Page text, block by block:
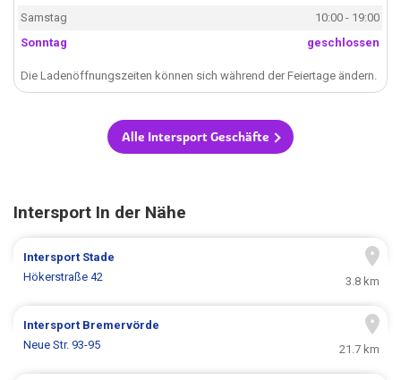
Samstag
10:00 - 19:00
Sonntag
geschlossen
Die Ladenöffnungszeiten können sich während der Feiertage ändern.
Alle Intersport Geschäfte
Intersport In der Nähe
Intersport Stade
Hökerstraße 42
3.8 km
Intersport Bremervörde
Neue Str. 93-95
21.7 km